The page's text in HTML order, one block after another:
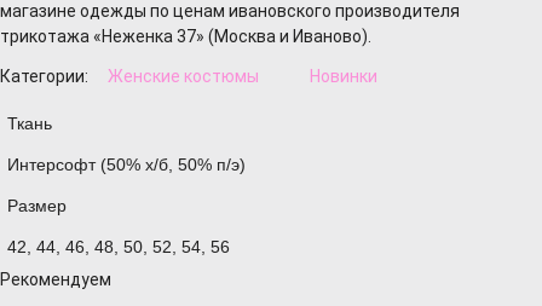
магазине одежды по ценам ивановского производителя
трикотажа «Неженка 37» (Москва и Иваново).
Категории: Женские костюмы Новинки
Ткань
Интерсофт (50% х/б, 50% п/э)
Размер
42, 44, 46, 48, 50, 52, 54, 56
Рекомендуем